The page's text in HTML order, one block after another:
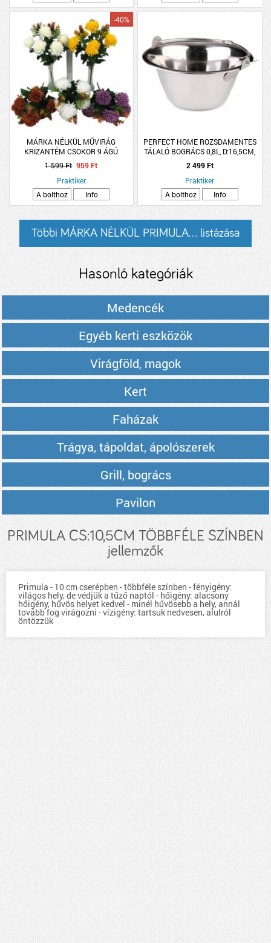
MÁRKA NÉLKÜL MŰVIRÁG
KRIZANTÉM CSOKOR 9 ÁGÚ
-40%
1 599 Ft 959 Ft
Praktiker
A bolthoz
Info
PERFECT HOME ROZSDAMENTES
TÁLALÓ BOGRÁCS 0,8L, D:16,5CM,
MAG:7,5CM
2 499 Ft
Praktiker
A bolthoz
Info
Többi MÁRKA NÉLKÜL PRIMULA... listázása
Hasonló kategóriák
Medencék
Egyéb kerti eszközök
Virágföld, magok
Kert
Faházak
Trágya, tápoldat, ápolószerek
Grill, bogrács
Pavilon
PRIMULA CS:10,5CM TÖBBFÉLE SZÍNBEN
jellemzők
Primula - 10 cm cserépben - többféle színben - fényigény:
világos hely, de védjük a tűző naptól - hőigény: alacsony
hőigény, hűvös helyet kedvel - minél hűvösebb a hely, annál
tovább fog virágozni - vízigény: tartsuk nedvesen, alulról
öntözzük